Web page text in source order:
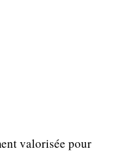
valorisée pour